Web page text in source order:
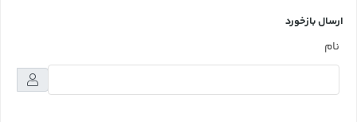
ارسال بازخورد
نام